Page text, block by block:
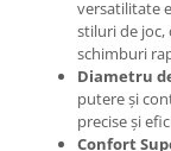
versatilitate
stiluri de joc,
schimburi
Diametru
putere și
precise și
Confort